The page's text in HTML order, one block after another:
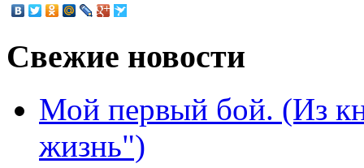
Свежие новости
Мой первый бой. (Из
жизнь")